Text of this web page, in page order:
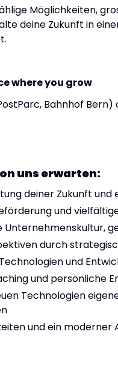
Möglichkeiten,
deine Zukunft in
where you grow
Bahnhof
uns erwarten:
deiner Zukunft
und
durch
und
und persönliche
Technologien
und ein moderner